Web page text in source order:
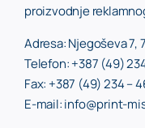
proizvodnje
Adresa: Njegoševa 7,
Telefon: +387 (49)
Fax: +387 (49) 234 –
E-mail: info@print-